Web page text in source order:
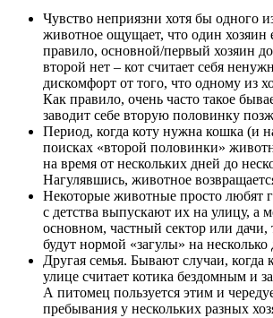
Чувство неприязни хотя бы одного
животное ощущает, что один хозяин
правило, основной/первый хозяин
второй нет – кот считает себя
дискомфорт от того, что одному из
Как правило, очень часто такое
заводит себе вторую половинку
Период, когда коту нужна кошка (и
поисках «второй половинки»
на время от нескольких дней до
Нагулявшись, животное
Некоторые животные просто любят
с детства выпускают их на улицу, а
основном, частный сектор или дачи,
будут нормой «загулы» на несколько
Другая семья. Бывают случаи, когда
улице считает котика бездомным и
А питомец пользуется этим и
пребывания у нескольких разных